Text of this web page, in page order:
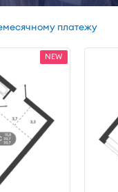
платежу
NEW